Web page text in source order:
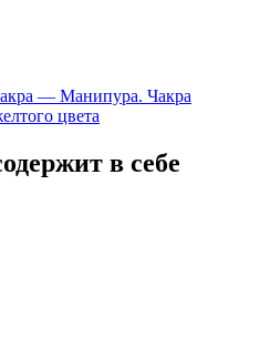
— Манипура. Чакра
цвета
в себе